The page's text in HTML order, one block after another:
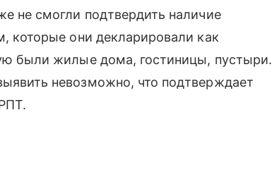
не смогли подтвердить наличие
которые они декларировали как
были жилые дома, гостиницы, пустыри.
невозможно, что подтверждает